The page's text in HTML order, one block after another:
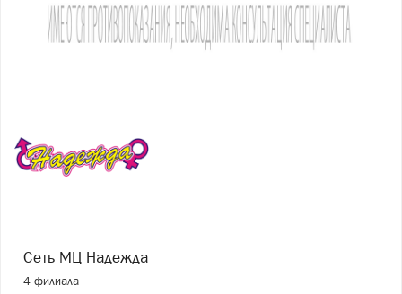
Сеть МЦ Надежда
4 филиала